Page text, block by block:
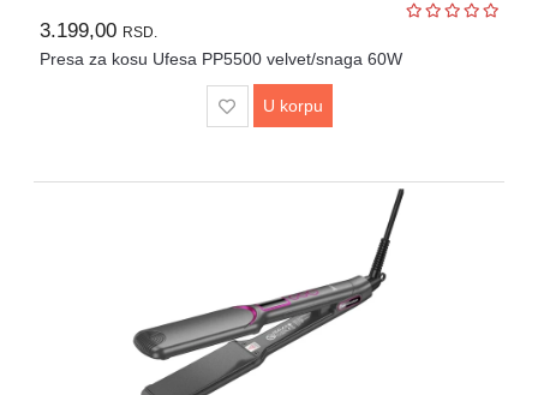
3.199,00 RSD.
Presa za kosu Ufesa PP5500 velvet/snaga 60W
U korpu